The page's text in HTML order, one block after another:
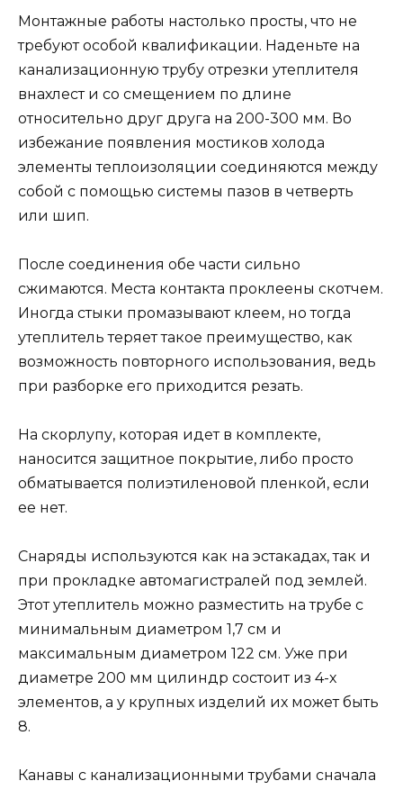
Монтажные работы настолько просты, что не
требуют особой квалификации. Наденьте на
канализационную трубу отрезки утеплителя
внахлест и со смещением по длине
относительно друг друга на 200-300 мм. Во
избежание появления мостиков холода
элементы теплоизоляции соединяются между
собой с помощью системы пазов в четверть
или шип.
После соединения обе части сильно
сжимаются. Места контакта проклеены скотчем.
Иногда стыки промазывают клеем, но тогда
утеплитель теряет такое преимущество, как
возможность повторного использования, ведь
при разборке его приходится резать.
На скорлупу, которая идет в комплекте,
наносится защитное покрытие, либо просто
обматывается полиэтиленовой пленкой, если
ее нет.
Снаряды используются как на эстакадах, так и
при прокладке автомагистралей под землей.
Этот утеплитель можно разместить на трубе с
минимальным диаметром 1,7 см и
максимальным диаметром 122 см. Уже при
диаметре 200 мм цилиндр состоит из 4-х
элементов, а у крупных изделий их может быть
8.
Канавы с канализационными трубами сначала